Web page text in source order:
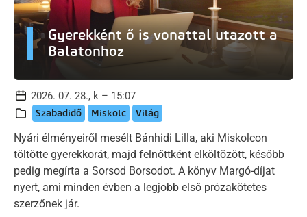
Gyerekként ő is vonattal utazott a
Balatonhoz
2026. 07. 28., k – 15:07
Szabadidő Miskolc Világ
Nyári élményeiről mesélt Bánhidi Lilla, aki Miskolcon
töltötte gyerekkorát, majd felnőttként elköltözött, később
pedig megírta a Sorsod Borsodot. A könyv Margó-díjat
nyert, ami minden évben a legjobb első prózakötetes
szerzőnek jár.